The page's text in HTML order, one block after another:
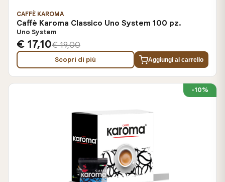
CAFFÈ KAROMA
Caffè Karoma Classico Uno System 100 pz.
Uno System
€ 17,10€ 19,00
Scopri di più Aggiungi al carrello
-10%